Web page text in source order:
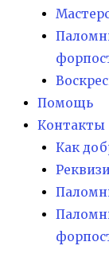
Помощь
Контакты
Как